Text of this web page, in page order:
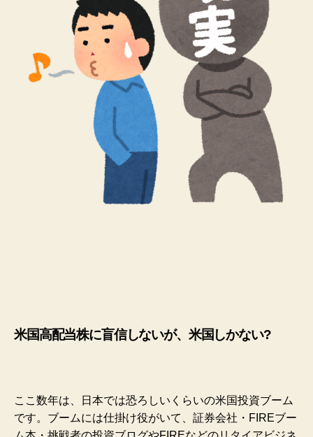
米国高配当株に盲信しないが、米国しかない?
ここ数年は、日本では恐ろしいくらいの米国投資ブーム
です。ブームには仕掛け役がいて、証券会社・FIREブー